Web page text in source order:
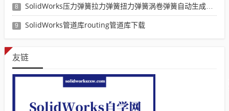
8 SolidWorks压力弹簧拉力弹簧扭力弹簧涡卷弹簧自动生成宏程序下载
9 SolidWorks管道库routing管道库下载
友链